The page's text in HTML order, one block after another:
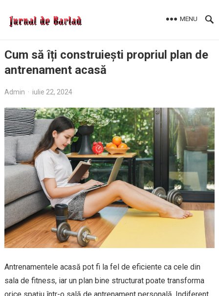
MENU
Cum să îți construiești propriul plan de
antrenament acasă
Admin · iulie 22, 2024
Antrenamentele acasă pot fi la fel de eficiente ca cele din
sala de fitness, iar un plan bine structurat poate transforma